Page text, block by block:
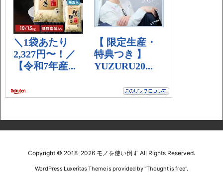
Copyright © 2018-2026 モノを使い倒す All Rights Reserved.
WordPress Luxeritas Theme is provided by "Thought is free".